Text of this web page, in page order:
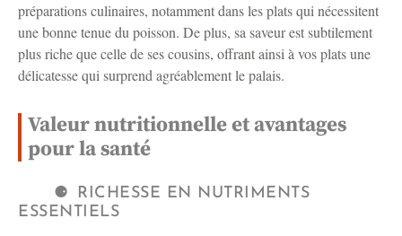
préparations culinaires, notamment dans les plats qui nécessitent
une bonne tenue du poisson. De plus, sa saveur est subtilement
plus riche que celle de ses cousins, offrant ainsi à vos plats une
délicatesse qui surprend agréablement le palais.
Valeur nutritionnelle et avantages
pour la santé
RICHESSE EN NUTRIMENTS
ESSENTIELS